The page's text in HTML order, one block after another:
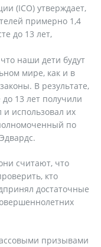
(ICO) утверждает,
примерно 1,4
до 13 лет,
наши дети будут
мире, как и в
В результате,
13 лет получили
и использовал их
по
считают, что
кто
достаточные
призывами